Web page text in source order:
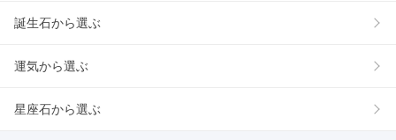
誕生石から選ぶ
運気から選ぶ
星座石から選ぶ